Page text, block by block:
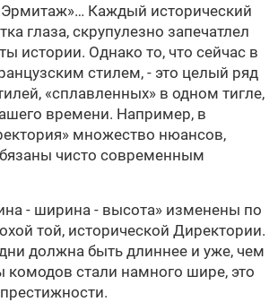
Каждый исторический
глаза, скрупулезно запечатлел
истории. Однако то, что сейчас в
стилем, - это целый ряд
«сплавленных» в одном тигле,
времени. Например, в
множество нюансов,
чисто современным
- ширина - высота» изменены по
той, исторической Директории.
должна быть длиннее и уже, чем
стали намного шире, это